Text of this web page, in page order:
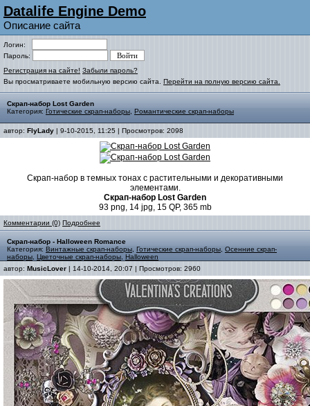
Datalife Engine Demo
Описание сайта
Логин:
Пароль:
Регистрация на сайте! Забыли пароль?
Вы просматриваете мобильную версию сайта. Перейти на полную версию сайта.
Скрап-набор Lost Garden
Категория: Готические скрап-наборы Романтические скрап-наборы
автор: FlyLady | 9-10-2015, 11:25 | Просмотров: 2098
Скрап-набор в темных тонах с растительными и декоративными
элементами.
Скрап-набор Lost Garden
93 png, 14 jpg, 15 QP, 365 mb
Комментарии (0) Подробнее
Скрап-набор - Halloween Romance
Категория: Винтажные скрап-наборы Готические скрап-наборы Осенние скрап-
наборы Цветочные скрап-наборы Halloween
автор: MusicLover | 14-10-2014, 20:07 | Просмотров: 2960